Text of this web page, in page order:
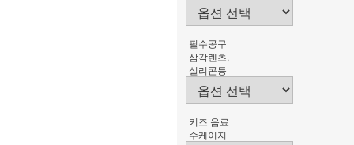
필수공구
삼각렌츠,
실리콘등
키즈 음료
수케이지